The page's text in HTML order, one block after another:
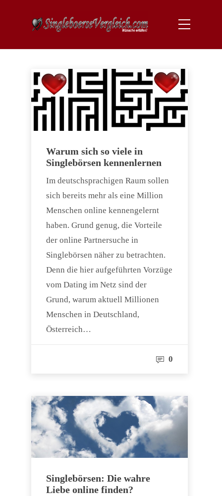
Warum sich so viele in
Singlebörsen kennenlernen
Im deutschsprachigen Raum sollen
sich bereits mehr als eine Million
Menschen online kennengelernt
haben. Grund genug, die Vorteile
der online Partnersuche in
Singlebörsen näher zu betrachten.
Denn die hier aufgeführten Vorzüge
vom Dating im Netz sind der
Grund, warum aktuell Millionen
Menschen in Deutschland,
Österreich…
0
Singlebörsen: Die wahre
Liebe online finden?